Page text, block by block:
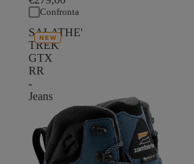
Confronta
SALATHE'
TREK
GTX
RR
-
Jeans
NEW